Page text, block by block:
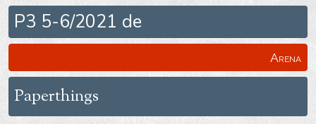
P3 5-6/2021 de
Paperthings
Arena